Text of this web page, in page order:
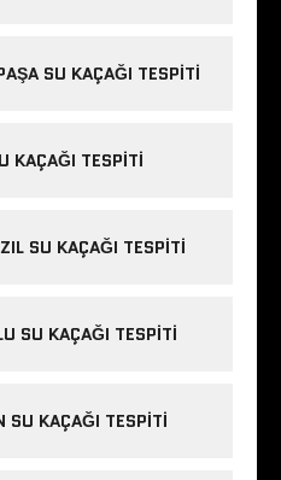
SU KAÇAĞI TESPITI
KAÇAĞI TESPITI
SU KAÇAĞI TESPITI
SU KAÇAĞI TESPITI
SU KAÇAĞI TESPITI